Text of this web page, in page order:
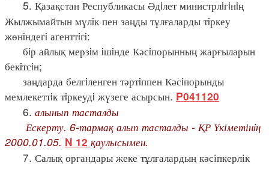
5. Қазақстан Республикасы Әдiлет министрлiгiнiң
Жылжымайтын мүлiк пен заңды тұлғаларды тiркеу
жөнiндегi агенттiгi:
бiр айлық мерзiм iшiнде Кәсiпорынның жарғыларын
бекiтсiн;
заңдарда белгiленген тәртiппен Кәсiпорынды
мемлекеттiк тiркеудi жүзеге асырсын. P041120
6. алынып тасталды
Ескерту. 6-тармақ алып тасталды - ҚР Үкіметінiң
2000.01.05. N 12 қаулысымен.
7. Салық органдары жеке тұлғалардың кәсіпкерлік